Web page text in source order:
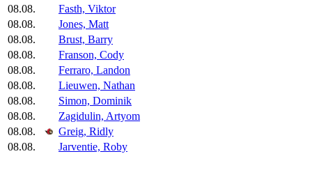
08.08.
Fasth, Viktor
08.08.
Jones, Matt
08.08.
Brust, Barry
08.08.
Franson, Cody
08.08.
Ferraro, Landon
08.08.
Lieuwen, Nathan
08.08.
Simon, Dominik
08.08.
Zagidulin, Artyom
08.08.
Greig, Ridly
08.08.
Jarventie, Roby